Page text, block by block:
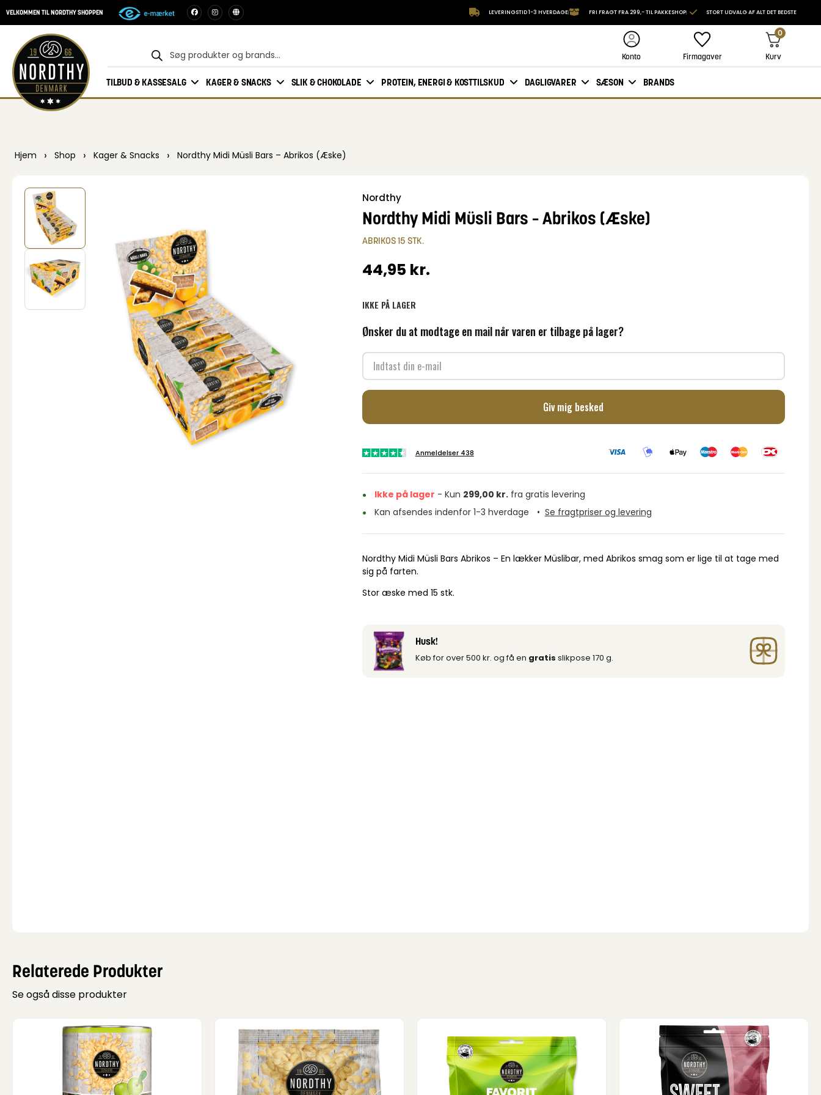
VELKOMMEN TIL NORDTHY SHOPPEN LEVERINGSTID 1-3 HVERDAGE FRI FRAGT FRA 299,- TIL PAKKESHOP STORT UDVALG AF ALT DET BEDSTE
Konto Firmagaver
0
Kurv
TILBUD & KASSESALG KAGER & SNACKS SLIK & CHOKOLADE PROTEIN, ENERGI & KOSTTILSKUD DAGLIGVARER SÆSON BRANDS
Hjem › Shop › Kager & Snacks › Nordthy Midi Müsli Bars – Abrikos (Æske)
Nordthy
Nordthy Midi Müsli Bars – Abrikos (Æske)
ABRIKOS 15 STK.
44,95 kr.
IKKE PÅ LAGER
Ønsker du at modtage en mail når varen er tilbage på lager?
Giv mig besked
Anmeldelser 438
Ikke på lager - Kun 299,00 kr.fra gratis levering
Kan afsendes indenfor 1-3 hverdage
• Se fragtpriser og levering
Nordthy Midi Müsli Bars Abrikos – En lækker Müslibar, med Abrikos smag som er lige til at tage med
sig på farten.
Stor æske med 15 stk.
Husk!
Køb for over 500 kr. og få en gratis slikpose 170 g.
Relaterede Produkter
Se også disse produkter